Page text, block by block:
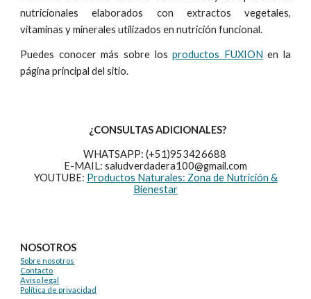
nutricionales elaborados con extractos vegetales,
vitaminas y minerales utilizados en nutrición funcional.
Puedes conocer más sobre losproductos FUXION en la
página principal del sitio.
¿CONSULTAS ADICIONALES?
WHATSAPP: (+51)953426688
E-MAIL: saludverdadera100@gmail.com
YOUTUBE: Productos Naturales: Zona de Nutrición &
Bienestar
NOSOTROS
Sobre nosotros
Contacto
Aviso legal
Política de privacidad